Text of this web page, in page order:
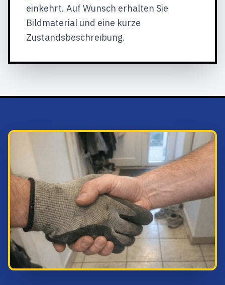
einkehrt. Auf Wunsch erhalten Sie
Bildmaterial und eine kurze
Zustandsbeschreibung.